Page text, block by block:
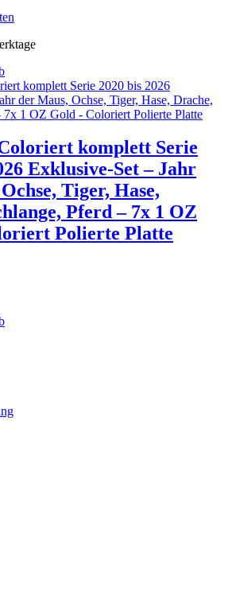
komplett Serie
Exklusive-Set – Jahr
Tiger, Hase,
Pferd – 7x 1 OZ
Polierte Platte